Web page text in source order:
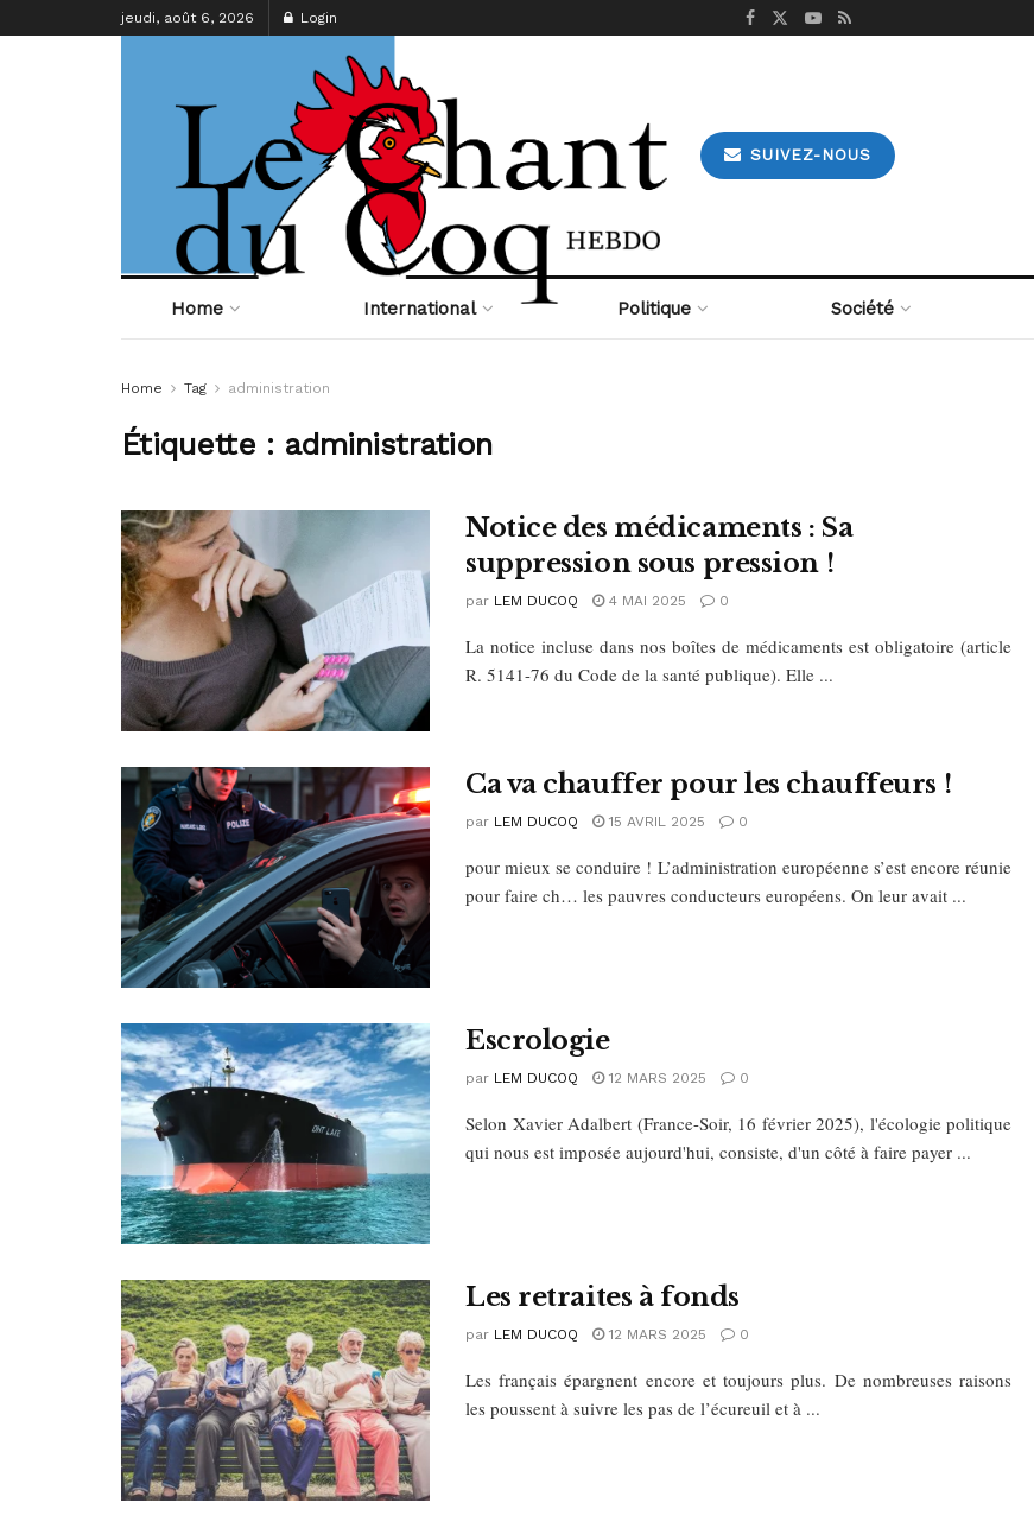
jeudi, août 6, 2026 Login
SUIVEZ-NOUS
Home International Politique Société
Home Tag administration
Étiquette : administration
Notice des médicaments : Sa
suppression sous pression !
par LEM DUCOQ 4 MAI 2025 0
La notice incluse dans nos boîtes de médicaments est obligatoire (article
R. 5141-76 du Code de la santé publique). Elle ...
Ca va chauffer pour les chauffeurs !
par LEM DUCOQ 15 AVRIL 2025 0
pour mieux se conduire ! L’administration européenne s’est encore réunie
pour faire ch… les pauvres conducteurs européens. On leur avait ...
Escrologie
par LEM DUCOQ 12 MARS 2025 0
Selon Xavier Adalbert (France-Soir, 16 février 2025), l'écologie politique
qui nous est imposée aujourd'hui, consiste, d'un côté à faire payer ...
Les retraites à fonds
par LEM DUCOQ 12 MARS 2025 0
Les français épargnent encore et toujours plus. De nombreuses raisons
les poussent à suivre les pas de l’écureuil et à ...